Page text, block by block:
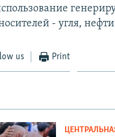
- угля, нефти
us Print